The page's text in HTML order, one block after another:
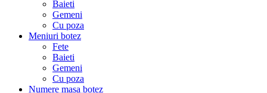
Baieti
Gemeni
Cu poza
Meniuri botez
Fete
Baieti
Gemeni
Cu poza
Numere masa botez